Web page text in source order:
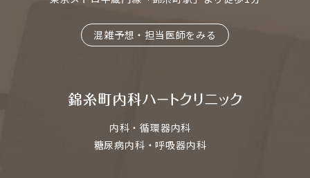
混雑予想・担当医師をみる
内科・循環器内科
糖尿病内科・呼吸器内科